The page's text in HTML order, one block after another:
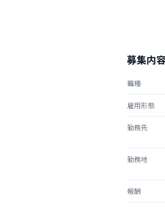
募集内
職種
雇用形態
勤務先
勤務地
報酬